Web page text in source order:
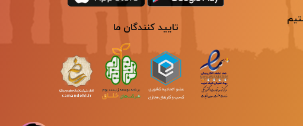
تایید کنندگان ما